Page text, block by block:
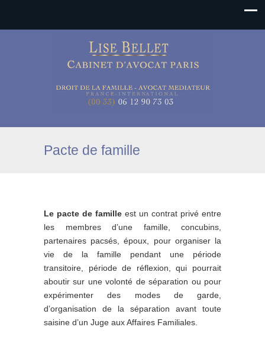
Pacte de famille
Le pacte de famille est un contrat privé entre
les membres d’une famille, concubins,
partenaires pacsés, époux, pour organiser la
vie de la famille pendant une période
transitoire, période de réflexion, qui pourrait
aboutir sur une volonté de séparation ou pour
expérimenter des modes de garde,
d’organisation de la séparation avant toute
saisine d’un Juge aux Affaires Familiales.